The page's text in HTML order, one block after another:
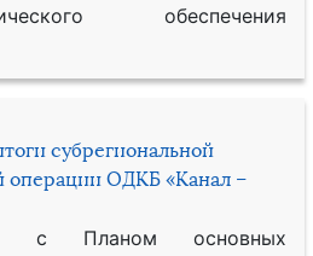
обеспечения
субрегиональной
операции ОДКБ «Канал –
с Планом основных